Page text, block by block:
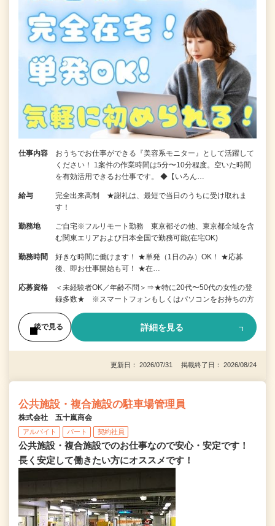
仕事内容
おうちでお仕事ができる『美容系モニター』として活躍して
ください！ 1案件の作業時間は5分〜10分程度。空いた時間
を有効活用できるお仕事です。 ◆【いろん…
給与
完全出来高制 ★謝礼は、最短で当日のうちに受け取れま
す！
勤務地
ご自宅※フルリモート勤務 東京都その他、東京都全域を含
む関東エリアおよび日本全国で勤務可能(在宅OK)
勤務時間
好きな時間に働けます！ ★単発（1日のみ）OK！ ★応募
後、即お仕事開始も可！ ★在…
応募資格
＜未経験者OK／年齢不問＞⇒★特に20代〜50代の女性の登
録多数★ ※スマートフォンもしくはパソコンをお持ちの方
後で見る 詳細を見る
更新日： 2026/07/31 掲載終了日： 2026/08/24
公共施設・複合施設の駐車場管理員
株式会社 五十嵐商会
アルバイト パート 契約社員
公共施設・複合施設でのお仕事なので安心・安定です！
長く安定して働きたい方にオススメです！